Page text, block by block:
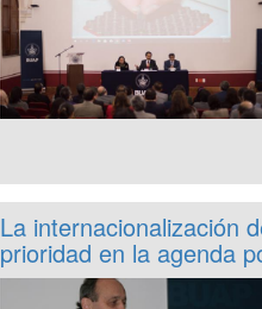
La internacionalización
prioridad en la agenda